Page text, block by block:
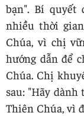
bạn". Bí quyết
nhiều thời
Chúa, vì chị
hướng dẫn để
Chúa. Chị
sau: "Hãy dành
Thiên Chúa, vì